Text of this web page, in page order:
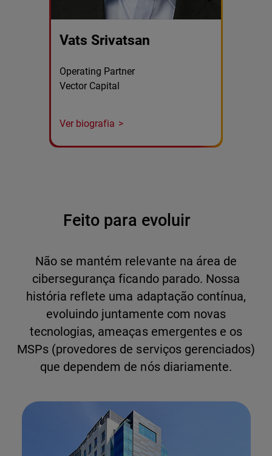
Vats Srivatsan
Operating Partner
Vector Capital
Ver biografia
Feito para evoluir
Não se mantém relevante na área de
cibersegurança ficando parado. Nossa
história reflete uma adaptação contínua,
evoluindo juntamente com novas
tecnologias, ameaças emergentes e os
MSPs (provedores de serviços gerenciados)
que dependem de nós diariamente.